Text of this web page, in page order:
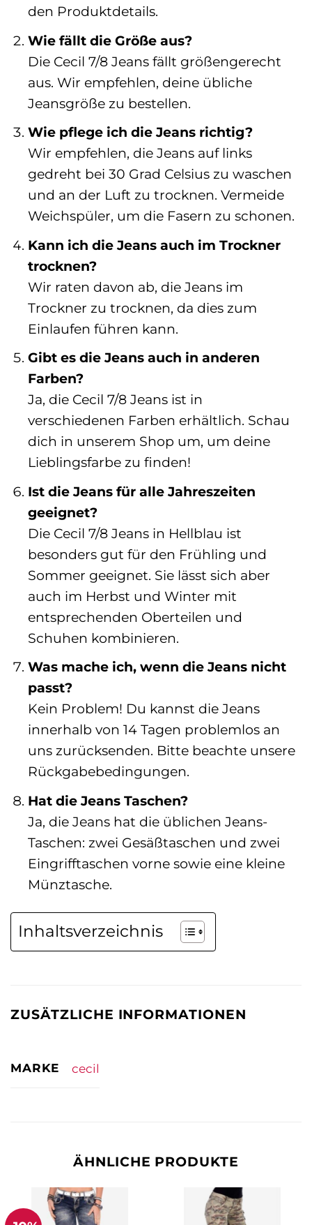
den Produktdetails.
Wie fällt die Größe aus?
Die Cecil 7/8 Jeans fällt größengerecht
aus. Wir empfehlen, deine übliche
Jeansgröße zu bestellen.
Wie pflege ich die Jeans richtig?
Wir empfehlen, die Jeans auf links
gedreht bei 30 Grad Celsius zu waschen
und an der Luft zu trocknen. Vermeide
Weichspüler, um die Fasern zu schonen.
Kann ich die Jeans auch im Trockner
trocknen?
Wir raten davon ab, die Jeans im
Trockner zu trocknen, da dies zum
Einlaufen führen kann.
Gibt es die Jeans auch in anderen
Farben?
Ja, die Cecil 7/8 Jeans ist in
verschiedenen Farben erhältlich. Schau
dich in unserem Shop um, um deine
Lieblingsfarbe zu finden!
Ist die Jeans für alle Jahreszeiten
geeignet?
Die Cecil 7/8 Jeans in Hellblau ist
besonders gut für den Frühling und
Sommer geeignet. Sie lässt sich aber
auch im Herbst und Winter mit
entsprechenden Oberteilen und
Schuhen kombinieren.
Was mache ich, wenn die Jeans nicht
passt?
Kein Problem! Du kannst die Jeans
innerhalb von 14 Tagen problemlos an
uns zurücksenden. Bitte beachte unsere
Rückgabebedingungen.
Hat die Jeans Taschen?
Ja, die Jeans hat die üblichen Jeans-
Taschen: zwei Gesäßtaschen und zwei
Eingrifftaschen vorne sowie eine kleine
Münztasche.
Inhaltsverzeichnis
ZUSÄTZLICHE INFORMATIONEN
MARKE cecil
ÄHNLICHE PRODUKTE